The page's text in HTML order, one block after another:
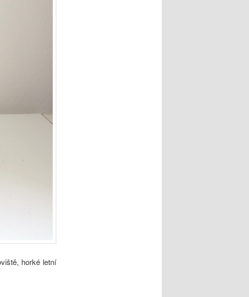
horké letní